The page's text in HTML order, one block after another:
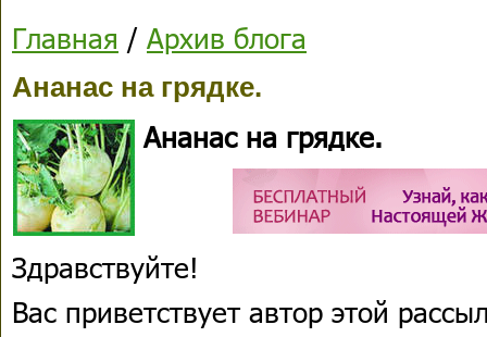
Главная / Архив блога
Ананас на грядке.
Ананас на грядке.
Здравствуйте!
Вас приветствует автор этой